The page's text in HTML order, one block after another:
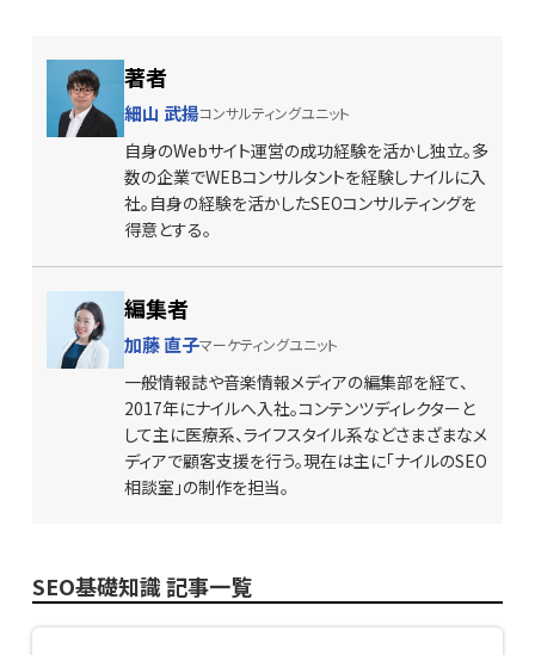
著者
細山 武揚コンサルティングユニット
自身のWebサイト運営の成功経験を活かし独立。多
数の企業でWEBコンサルタントを経験しナイルに入
社。自身の経験を活かしたSEOコンサルティングを
得意とする。
編集者
加藤 直子マーケティングユニット
一般情報誌や音楽情報メディアの編集部を経て、
2017年にナイルへ入社。コンテンツディレクターと
して主に医療系、ライフスタイル系などさまざまなメ
ディアで顧客支援を行う。現在は主に「ナイルのSEO
相談室」の制作を担当。
SEO基礎知識 記事一覧